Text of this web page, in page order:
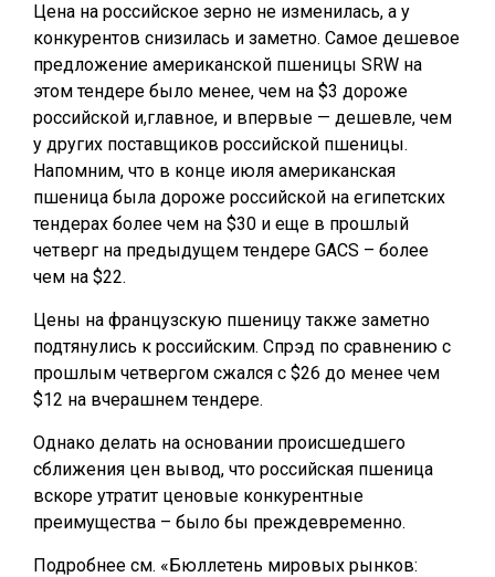
Цена на российское зерно не изменилась, а у
конкурентов снизилась и заметно. Самое дешевое
предложение американской пшеницы SRW на
этом тендере было менее, чем на $3 дороже
российской и,главное, и впервые — дешевле, чем
у других поставщиков российской пшеницы.
Напомним, что в конце июля американская
пшеница была дороже российской на египетских
тендерах более чем на $30 и еще в прошлый
четверг на предыдущем тендере GACS – более
чем на $22.
Цены на французскую пшеницу также заметно
подтянулись к российским. Спрэд по сравнению с
прошлым четвергом сжался с $26 до менее чем
$12 на вчерашнем тендере.
Однако делать на основании происшедшего
сближения цен вывод, что российская пшеница
вскоре утратит ценовые конкурентные
преимущества – было бы преждевременно.
Подробнее см. «Бюллетень мировых рынков: